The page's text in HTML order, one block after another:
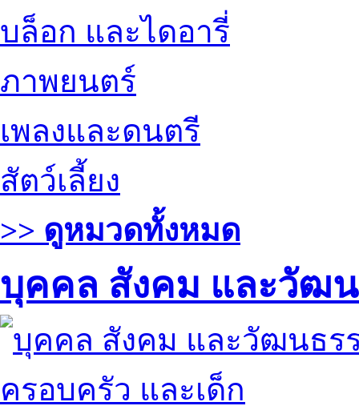
บล็อก และไดอารี่
ภาพยนตร์
เพลงและดนตรี
สัตว์เลี้ยง
>> ดูหมวดทั้งหมด
บุคคล สังคม และวัฒ
ครอบครัว และเด็ก